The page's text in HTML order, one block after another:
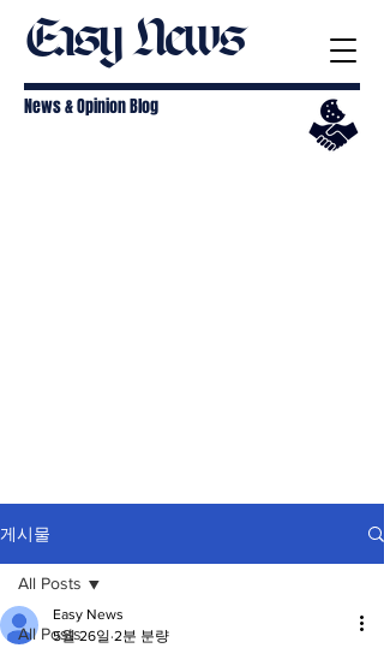
Easy News
News & Opinion Blog
게시물
All Posts
All Posts
Easy News
5월 26일 2분 분량